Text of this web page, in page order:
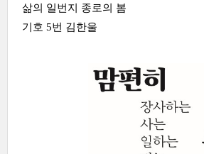
삶의 일번지 종로의 봄
기호 5번 김한울